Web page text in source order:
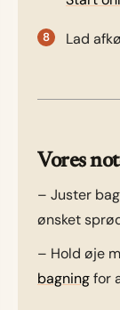
Lad
Vores
– Juster
ønsket
– Hold øje
bagningfor